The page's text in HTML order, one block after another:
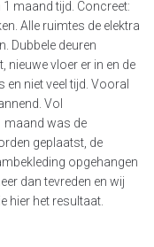
maand tijd. Concreet:
Alle ruimtes de elektra
Dubbele deuren
nieuwe vloer er in en de
niet veel tijd. Vooral
Vol
maand was de
geplaatst, de
opgehangen
dan tevreden en wij
hier het resultaat.